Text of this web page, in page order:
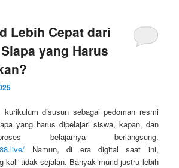
Lebih Cepat dari
yang Harus
disusun sebagai pedoman resmi
yang harus dipelajari siswa, kapan, dan
belajarnya berlangsung.
Namun, di era digital saat ini,
kali tidak sejalan. Banyak murid justru lebih